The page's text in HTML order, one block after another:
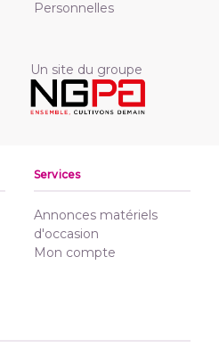
Personnelles
Un site du groupe
Services
Annonces matériels
d'occasion
Mon compte